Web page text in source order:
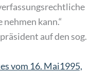
kann.“
auf den sog.
vom 16. Mai1995,